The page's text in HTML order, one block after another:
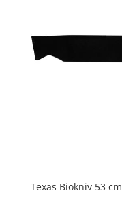
Texas Biokniv 53 cm